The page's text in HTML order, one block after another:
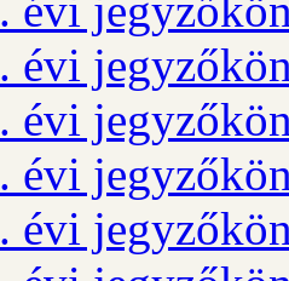
évi
évi
évi
évi
évi